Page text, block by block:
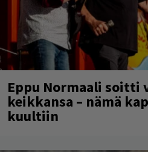
Eppu Normaali soitti
keikkansa – nämä
kuultiin